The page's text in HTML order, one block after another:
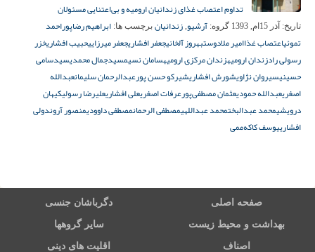
تداوم اعتصاب غذای زندانیان ارومیه و بی‌اعتنایی مسئولان
تاریخ: آذر 15ام, 1393 گروه: آرشیو, زندانیان برچسب ها: ابراهیم رضاپوراحمد
تموئیاعتصاب غذاامیر ملادوستبهروز آلخانیجعفر افشاریجعفر میرزاییحبیب افشاریخزر
رسولی رادزندان ارومیهزندان مرکزی ارومیهسامان نسیمسیدجمال محمدیسیدسامی
حسینیسیروان نژاویشورش افشاریشیرکو حسن پورعبدالرحمان سلیمانعبدالله
اصغریعبدالله حمودیعثمان مصطفی‌پورعرفات اصغریعلی افشاریعلیرضا رسولیکیهان
درویشیمحمد عبدالبختمحمد عبداللهیمصطفی الرحمانمصطفی داوودیمنصور آروندولی
افشارییوسف کاکه‌ممی
صفحه اصلی دگرباشان جنسی
بهداشت و محیط زیست سایر گروهها
اصناف اقلیت های دینی